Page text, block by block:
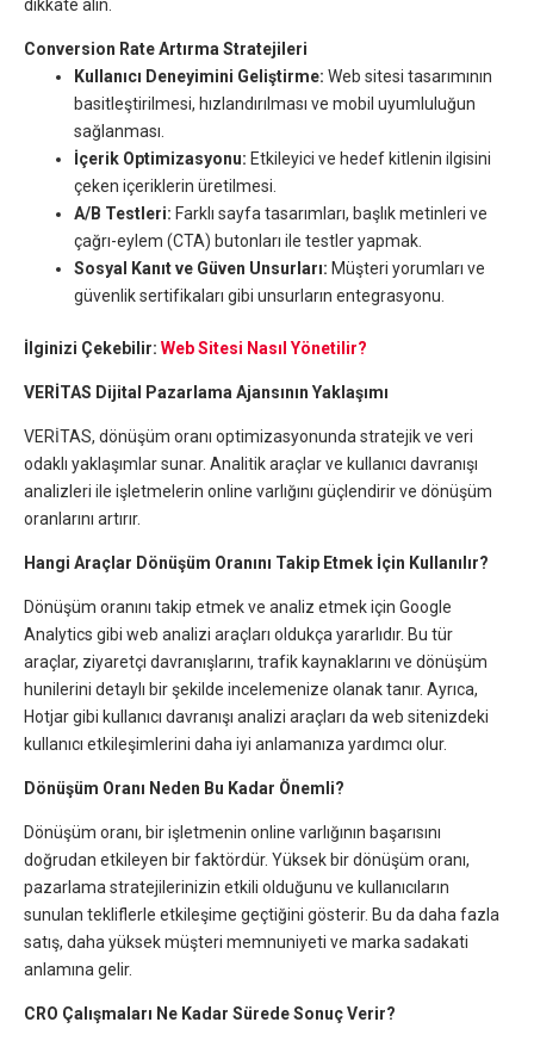
dikkate alın.
Conversion Rate Artırma Stratejileri
Kullanıcı Deneyimini Geliştirme: Web sitesi tasarımının
basitleştirilmesi, hızlandırılması ve mobil uyumluluğun
sağlanması.
İçerik Optimizasyonu: Etkileyici ve hedef kitlenin ilgisini
çeken içeriklerin üretilmesi.
A/B Testleri: Farklı sayfa tasarımları, başlık metinleri ve
çağrı-eylem (CTA) butonları ile testler yapmak.
Sosyal Kanıt ve Güven Unsurları: Müşteri yorumları ve
güvenlik sertifikaları gibi unsurların entegrasyonu.
İlginizi Çekebilir: Web Sitesi Nasıl Yönetilir?
VERİTAS Dijital Pazarlama Ajansının Yaklaşımı
VERİTAS, dönüşüm oranı optimizasyonunda stratejik ve veri
odaklı yaklaşımlar sunar. Analitik araçlar ve kullanıcı davranışı
analizleri ile işletmelerin online varlığını güçlendirir ve dönüşüm
oranlarını artırır.
Hangi Araçlar Dönüşüm Oranını Takip Etmek İçin Kullanılır?
Dönüşüm oranını takip etmek ve analiz etmek için Google
Analytics gibi web analizi araçları oldukça yararlıdır. Bu tür
araçlar, ziyaretçi davranışlarını, trafik kaynaklarını ve dönüşüm
hunilerini detaylı bir şekilde incelemenize olanak tanır. Ayrıca,
Hotjar gibi kullanıcı davranışı analizi araçları da web sitenizdeki
kullanıcı etkileşimlerini daha iyi anlamanıza yardımcı olur.
Dönüşüm Oranı Neden Bu Kadar Önemli?
Dönüşüm oranı, bir işletmenin online varlığının başarısını
doğrudan etkileyen bir faktördür. Yüksek bir dönüşüm oranı,
pazarlama stratejilerinizin etkili olduğunu ve kullanıcıların
sunulan tekliflerle etkileşime geçtiğini gösterir. Bu da daha fazla
satış, daha yüksek müşteri memnuniyeti ve marka sadakati
anlamına gelir.
CRO Çalışmaları Ne Kadar Sürede Sonuç Verir?